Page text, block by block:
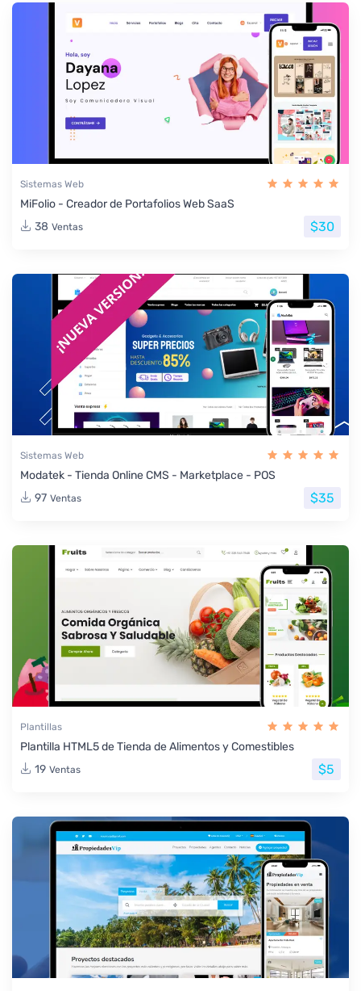
Sistemas Web
MiFolio - Creador de Portafolios Web SaaS
38 Ventas $30
Sistemas Web
Modatek - Tienda Online CMS - Marketplace - POS
97 Ventas $35
Plantillas
Plantilla HTML5 de Tienda de Alimentos y Comestibles
19 Ventas $5